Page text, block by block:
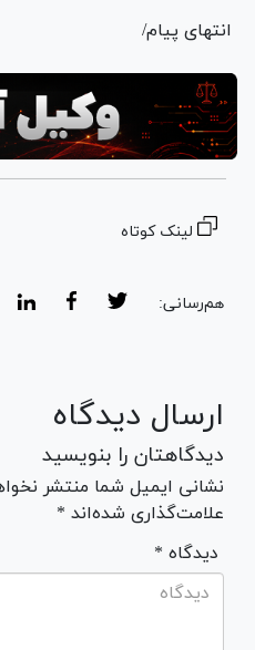
انتهای پیام/
لینک کوتاه
هم‌رسانی:
ارسال دیدگاه
دیدگاهتان را بنویسید
نشانی ایمیل شما منتشر
علامت‌گذاری شده‌اند *
* دیدگاه